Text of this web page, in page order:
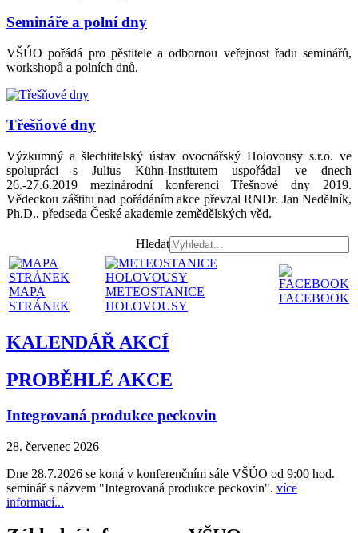
Semináře a polní dny
VŠÚO pořádá pro pěstitele a odbornou veřejnost řadu seminářů,
workshopů a polních dnů.
Třešňové dny
Výzkumný a šlechtitelský ústav ovocnářský Holovousy s.r.o. ve
spolupráci s Julius Kühn-Institutem uspořádal ve dnech
26.-27.6.2019 mezinárodní konferenci Třešnové dny 2019.
Vědeckou záštitu nad pořádáním akce převzal RNDr. Jan Nedělník,
Ph.D., předseda České akademie zemědělských věd.
Hledat
MAPA
STRÁNEK
METEOSTANICE
HOLOVOUSY
FACEBOOK
KALENDÁŘ AKCÍ
PROBĚHLÉ AKCE
Integrovaná produkce peckovin
28. červenec 2026
Dne 28.7.2026 se koná v konferenčním sále VŠÚO od 9:00 hod.
seminář s názvem "Integrovaná produkce peckovin". více
informací...